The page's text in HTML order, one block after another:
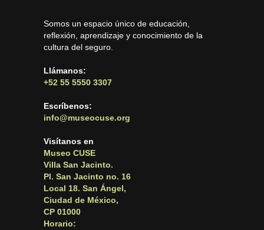
Somos un espacio único de educación,
reflexión, aprendizaje y conocimiento de la
cultura del seguro.
Llámanos:
+52 55 5550 3307
Escríbenos:
info@museocuse.org
Visítanos en
Museo CUSE
Villa San Jacinto.
Pl. San Jacinto no. 16
Local 18. San Ángel,
Ciudad de México,
CP 01000
Horario: